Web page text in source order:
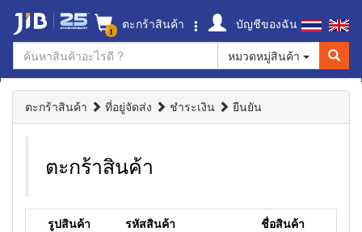
1 ตะกร้าสินค้า
บัญชีของฉัน
หมวดหมู่สินค้า
ตะกร้าสินค้า ที่อยู่จัดส่ง ชำระเงิน ยืนยัน
ตะกร้าสินค้า
รูปสินค้า รหัสสินค้า ชื่อสินค้า